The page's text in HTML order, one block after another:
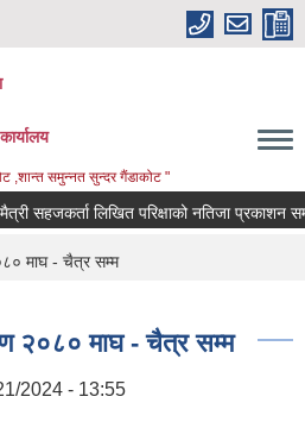
,शान्त समुन्नत सुन्दर गैंडाकोट "
सहजकर्ता लिखित परिक्षाको नतिजा प्रकाशन
माघ - चैत्र सम्म
२०८० माघ - चैत्र सम्म
2024 - 13:55